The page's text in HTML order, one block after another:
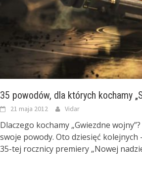
35 powodów, dla których kochamy
21 maja 2012 Vidar
Dlaczego kochamy „Gwiezdne
swoje powody. Oto dziesięć kolejnych
35-tej rocznicy premiery „Nowej